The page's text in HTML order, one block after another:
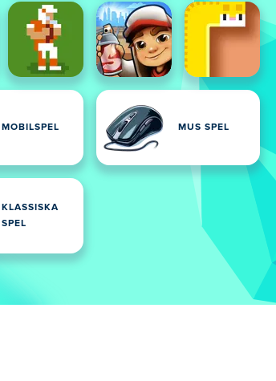
MOBILSPEL MUS SPEL
KLASSISKA
SPEL